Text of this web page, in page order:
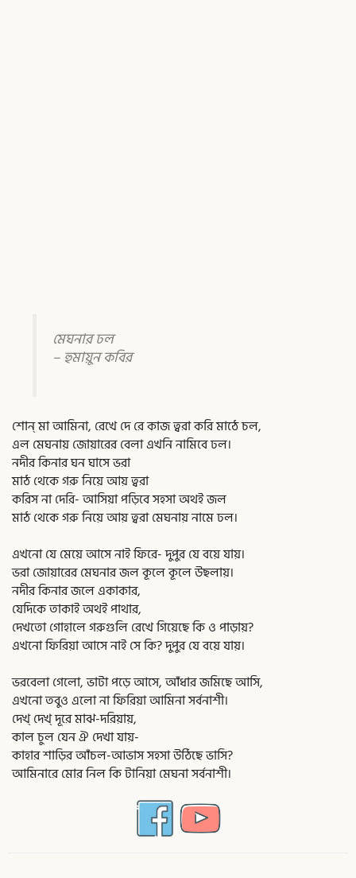
মেঘনার ঢল
– হুমায়ুন কবির
শোন্ মা আমিনা, রেখে দে রে কাজ ত্বরা করি মাঠে চল,
এল মেঘনায় জোয়ারের বেলা এখনি নামিবে ঢল।
নদীর কিনার ঘন ঘাসে ভরা
মাঠ থেকে গরু নিয়ে আয় ত্বরা
করিস না দেরি- আসিয়া পড়িবে সহসা অথই জল
মাঠ থেকে গরু নিয়ে আয় ত্বরা মেঘনায় নামে ঢল।
এখনো যে মেয়ে আসে নাই ফিরে- দুপুর যে বয়ে যায়।
ভরা জোয়ারের মেঘনার জল কূলে কূলে উছলায়।
নদীর কিনার জলে একাকার,
যেদিকে তাকাই অথই পাথার,
দেখতো গোহালে গরুগুলি রেখে গিয়েছে কি ও পাড়ায়?
এখনো ফিরিয়া আসে নাই সে কি? দুপুর যে বয়ে যায়।
ভরবেলা গেলো, ভাটা পড়ে আসে, আঁধার জমিছে আসি,
এখনো তবুও এলো না ফিরিয়া আমিনা সর্বনাশী।
দেখ্ দেখ্ দূরে মাঝ-দরিয়ায়,
কাল চুল যেন ঐ দেখা যায়-
কাহার শাড়ির আঁচল-আভাস সহসা উঠিছে ভাসি?
আমিনারে মোর নিল কি টানিয়া মেঘনা সর্বনাশী।